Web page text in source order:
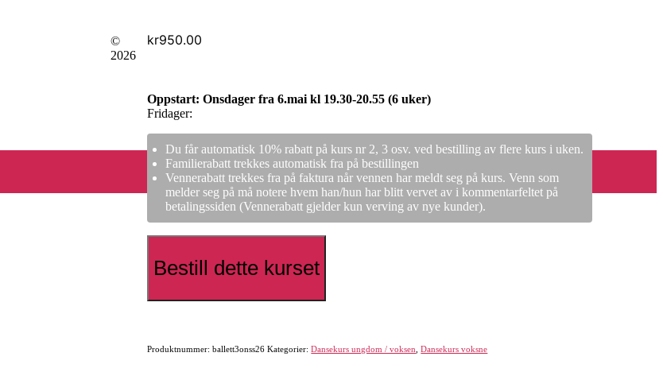
kr950.00
Oppstart: Onsdager fra 6.mai kl 19.30-20.55 (6 uker)
Fridager:
Du får automatisk 10% rabatt på kurs nr 2, 3 osv. ved bestilling av flere kurs i uken.
Familierabatt trekkes automatisk fra på bestillingen
Vennerabatt trekkes fra på faktura når vennen har meldt seg på kurs. Venn som
melder seg på må notere hvem han/hun har blitt vervet av i kommentarfeltet på
betalingssiden (Vennerabatt gjelder kun verving av nye kunder).
Bestill dette kurset
Produktnummer:ballett3onss26 Kategorier:Dansekurs ungdom / voksen ,Dansekurs voksne
©
2026